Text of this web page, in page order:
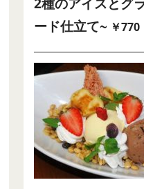
ード仕立て~ ￥770